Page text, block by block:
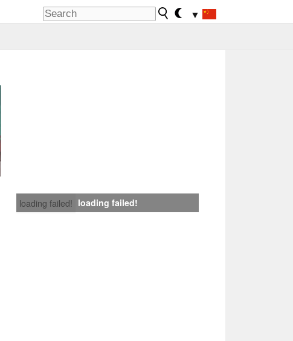
▼
loading failed! loading failed!